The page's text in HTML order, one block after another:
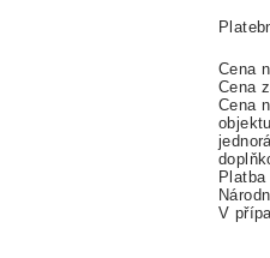
Cena
Cena
Cena
V